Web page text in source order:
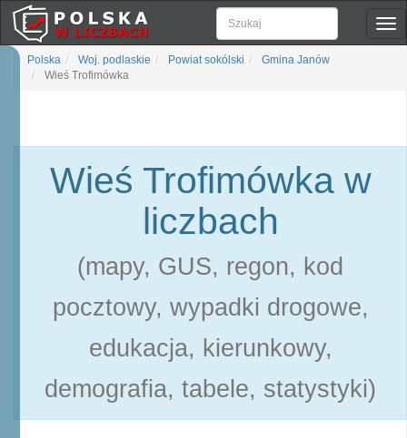
Polska Woj. podlaskie Powiat sokólski
Gmina Janów
Wieś Trofimówka
Wieś Trofimówka w
liczbach
(mapy, GUS, regon, kod
pocztowy, wypadki drogowe,
edukacja, kierunkowy,
demografia, tabele, statystyki)